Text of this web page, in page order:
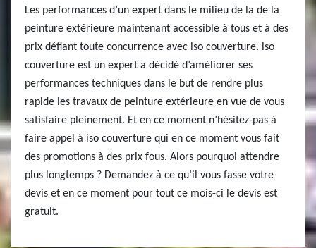
Les performances d’un expert dans le milieu de la de la
peinture extérieure maintenant accessible à tous et à des
prix défiant toute concurrence avec iso couverture. iso
couverture est un expert a décidé d’améliorer ses
performances techniques dans le but de rendre plus
rapide les travaux de peinture extérieure en vue de vous
satisfaire pleinement. Et en ce moment n’hésitez-pas à
faire appel à iso couverture qui en ce moment vous fait
des promotions à des prix fous. Alors pourquoi attendre
plus longtemps ? Demandez à ce qu’il vous fasse votre
devis et en ce moment pour tout ce mois-ci le devis est
gratuit.